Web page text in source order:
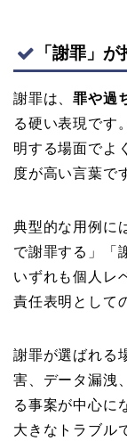
「謝罪」
謝罪は、罪や過
る硬い表現です
明する場面でよ
度が高い言葉で
典型的な用例に
で謝罪する」「
いずれも個人レ
責任表明として
謝罪が選ばれる
害、データ漏洩
る事案が中心に
大きなトラブル